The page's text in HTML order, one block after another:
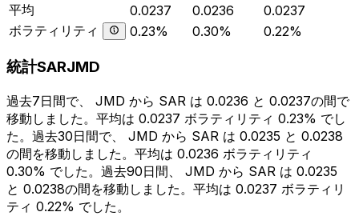
平均
0.0237 0.0236
0.0237
ボラティリティ
0.23% 0.30% 0.22%
統計SARJMD
過去7日間で、 JMD から SAR は 0.0236 と 0.0237の間で
移動しました。平均は 0.0237 ボラティリティ 0.23% でし
た。過去30日間で、 JMD から SAR は 0.0235 と 0.0238
の間を移動しました。平均は 0.0236 ボラティリティ
0.30% でした。過去90日間、 JMD から SAR は 0.0235
と 0.0238の間を移動しました。平均は 0.0237 ボラティリ
ティ 0.22% でした。